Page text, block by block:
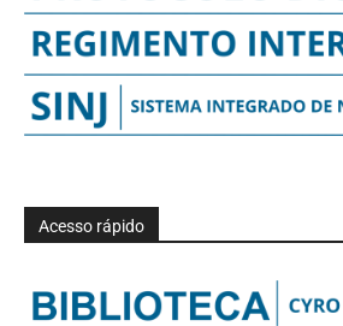
Acesso rápido